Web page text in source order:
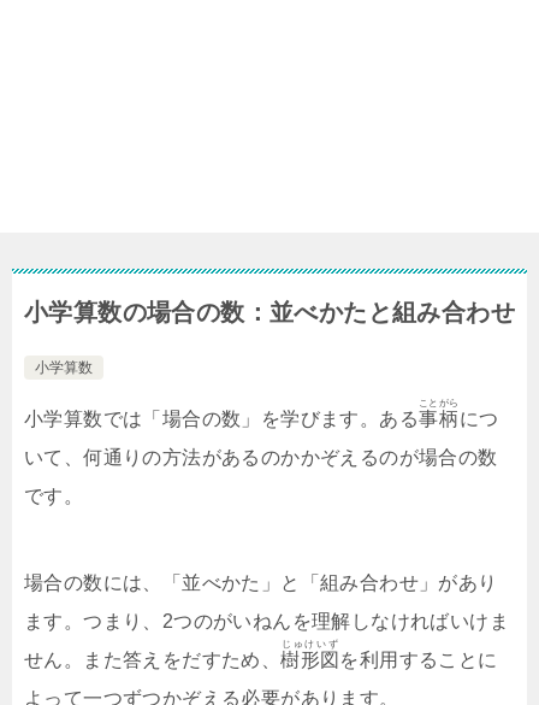
小学算数の場合の数：並べかたと組み合わせ
小学算数
小学算数では「場合の数」を学びます。ある事柄
ことがら
につ
いて、何通りの方法があるのかかぞえるのが場合の数
です。
場合の数には、「並べかた」と「組み合わせ」があり
ます。つまり、2つのがいねんを理解しなければいけま
せん。また答えをだすため、樹形図
じゅけいず
を利用することに
よって一つずつかぞえる必要があります。